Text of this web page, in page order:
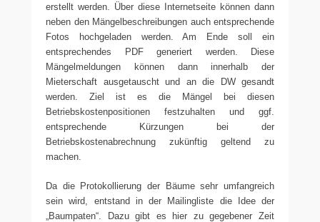
erstellt werden. Über diese Internetseite können dann
neben den Mängelbeschreibungen auch entsprechende
Fotos hochgeladen werden. Am Ende soll ein
entsprechendes PDF generiert werden. Diese
Mängelmeldungen können dann innerhalb der
Mieterschaft ausgetauscht und an die DW gesandt
werden. Ziel ist es die Mängel bei diesen
Betriebskostenpositionen festzuhalten und ggf.
entsprechende Kürzungen bei der
Betriebskostenabrechnung zukünftig geltend zu
machen.
Da die Protokollierung der Bäume sehr umfangreich
sein wird, entstand in der Mailingliste die Idee der
„Baumpaten“. Dazu gibt es hier zu gegebener Zeit